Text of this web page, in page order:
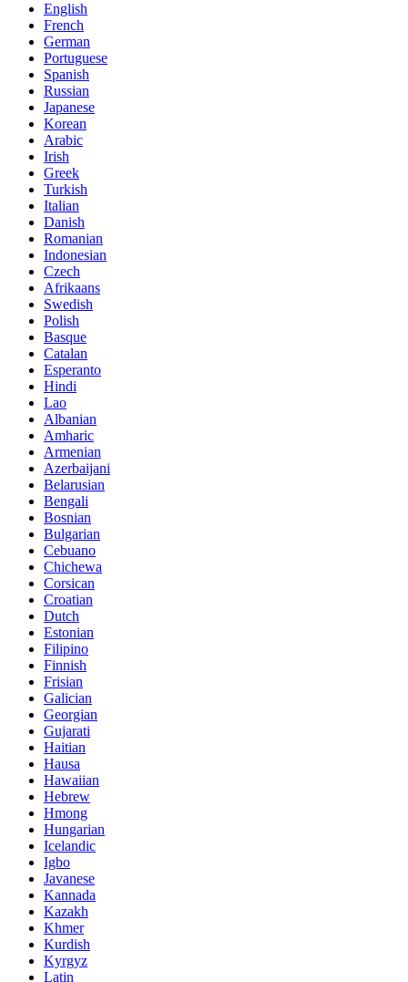
English
French
German
Portuguese
Spanish
Russian
Japanese
Korean
Arabic
Irish
Greek
Turkish
Italian
Danish
Romanian
Indonesian
Czech
Afrikaans
Swedish
Polish
Basque
Catalan
Esperanto
Hindi
Lao
Albanian
Amharic
Armenian
Azerbaijani
Belarusian
Bengali
Bosnian
Bulgarian
Cebuano
Chichewa
Corsican
Croatian
Dutch
Estonian
Filipino
Finnish
Frisian
Galician
Georgian
Gujarati
Haitian
Hausa
Hawaiian
Hebrew
Hmong
Hungarian
Icelandic
Igbo
Javanese
Kannada
Kazakh
Khmer
Kurdish
Kyrgyz
Latin